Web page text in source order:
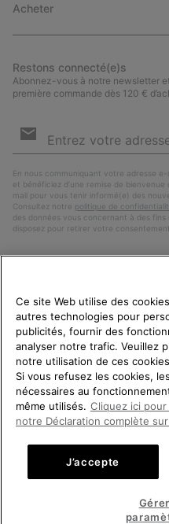
Acheter
Restons connecté(e)s
Abonnez-vous à notre newsletter
première commande dès 120 €
par
En nous communiquant votre adresse
et bénéficiez d’une remise de
mail pour vous tenir informé(e) des
Consultez notre politique de
des données vous concernant à des
disposez pour retirer votre consentement.
Belgique (français) | English ›
©2026 SOREL.Tous droits
Conditions Générales de Vente
Impressum
Service client: Lun - Sam de 9h à 13h et
VEUILLEZ
Achats en
United States
Ce site Web utilise des
autres technologies pour
publicités, fournir des
analyser notre trafic. Veuillez
notre utilisation de ces
Si vous refusez les cookies,
nécessaires au
même utilisés. Cliquez ici
notre Déclaration complète
J’accepte